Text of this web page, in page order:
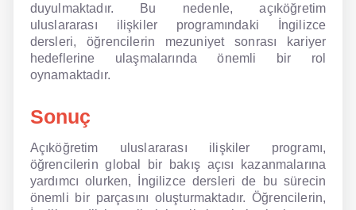
duyulmaktadır. Bu nedenle, açıköğretim
uluslararası ilişkiler programındaki İngilizce
dersleri, öğrencilerin mezuniyet sonrası kariyer
hedeflerine ulaşmalarında önemli bir rol
oynamaktadır.
Sonuç
Açıköğretim uluslararası ilişkiler programı,
öğrencilerin global bir bakış açısı kazanmalarına
yardımcı olurken, İngilizce dersleri de bu sürecin
önemli bir parçasını oluşturmaktadır. Öğrencilerin,